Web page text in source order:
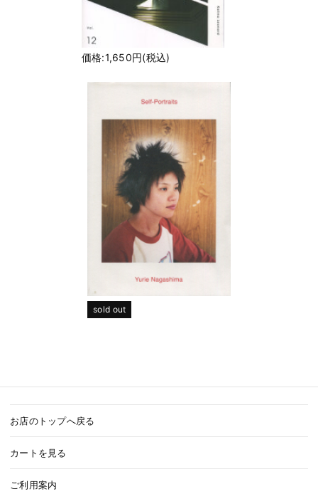
価格:1,650円(税込)
sold out
お店のトップへ戻る
カートを見る
ご利用案内